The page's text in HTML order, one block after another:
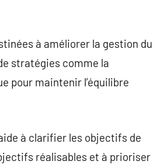
à améliorer la gestion du
stratégies comme la
pour maintenir l’équilibre
à clarifier les objectifs de
réalisables et à prioriser